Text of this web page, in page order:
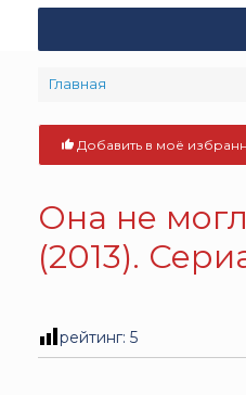
поиска:
Главная
Добавить в моё
Она не
(2013).
рейтинг: 5